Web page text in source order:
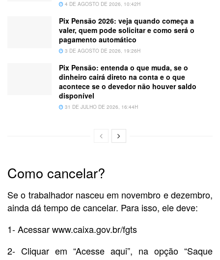
4 DE AGOSTO DE 2026, 10:42H
Pix Pensão 2026: veja quando começa a
valer, quem pode solicitar e como será o
pagamento automático
3 DE AGOSTO DE 2026, 19:26H
Pix Pensão: entenda o que muda, se o
dinheiro cairá direto na conta e o que
acontece se o devedor não houver saldo
disponível
31 DE JULHO DE 2026, 16:44H
Como cancelar?
Se o trabalhador nasceu em novembro e dezembro,
ainda dá tempo de cancelar. Para isso, ele deve:
1- Acessar www.caixa.gov.br/fgts
2- Cliquar em “Acesse aqui”, na opção “Saque